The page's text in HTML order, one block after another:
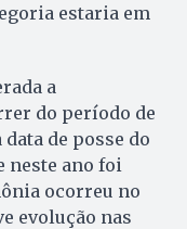
estaria em
a
do período de
de posse do
neste ano foi
ocorreu no
evolução nas